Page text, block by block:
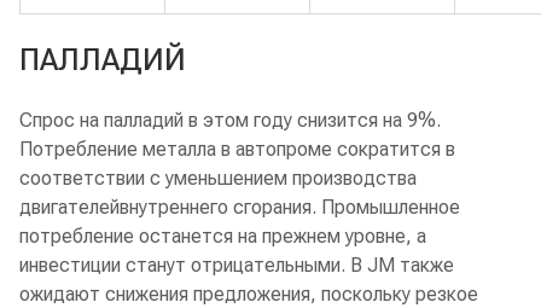
ПАЛЛАДИЙ
Спрос на палладий в этом году снизится на 9%.
Потребление металла в автопроме сократится в
соответствии с уменьшением производства
двигателейвнутреннего сгорания. Промышленное
потребление останется на прежнем уровне, а
инвестиции станут отрицательными. В JM также
ожидают снижения предложения, поскольку резкое